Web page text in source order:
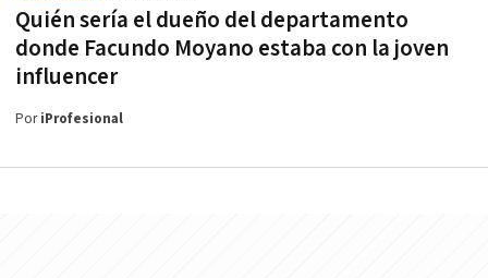
Quién sería el dueño del departamento
donde Facundo Moyano estaba con la joven
influencer
PoriProfesional